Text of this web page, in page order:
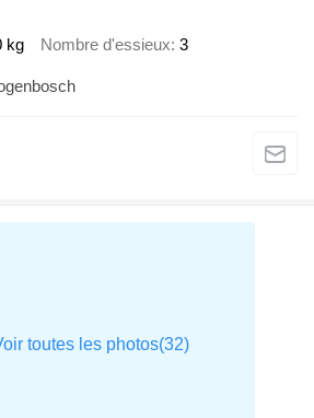
kg Nombre d'essieux 3